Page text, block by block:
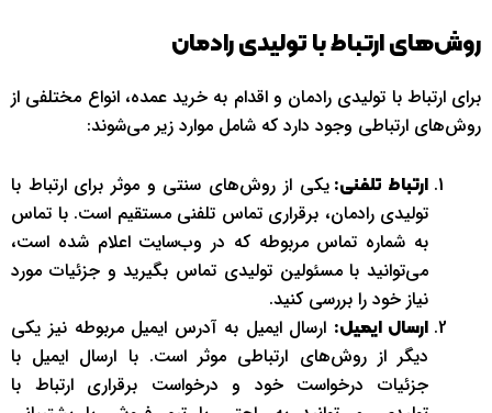
روش‌های ارتباط با تولیدی رادمان
برای ارتباط با تولیدی رادمان و اقدام به خرید عمده، انواع مختلفی از
روش‌های ارتباطی وجود دارد که شامل موارد زیر می‌شوند:
ارتباط تلفنی:یکی از روش‌های سنتی و موثر برای ارتباط با
تولیدی رادمان، برقراری تماس تلفنی مستقیم است. با تماس
به شماره تماس مربوطه که در وب‌سایت اعلام شده است،
می‌توانید با مسئولین تولیدی تماس بگیرید و جزئیات مورد
نیاز خود را بررسی کنید.
ارسال ایمیل: ارسال ایمیل به آدرس ایمیل مربوطه نیز یکی
دیگر از روش‌های ارتباطی موثر است. با ارسال ایمیل با
جزئیات درخواست خود و درخواست برقراری ارتباط با